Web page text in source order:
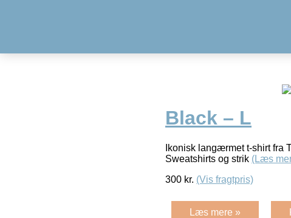
Black – L
Ikonisk langærmet t-shirt fra
Sweatshirts og strik (Læs
300 kr. (Vis fragtpris)
Læs mere »